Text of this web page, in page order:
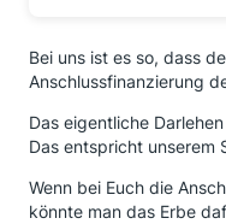
Bei uns ist es so, dass
Anschlussfinanzierung
Das eigentliche
Das entspricht unserem
Wenn bei Euch die
könnte man das Erbe